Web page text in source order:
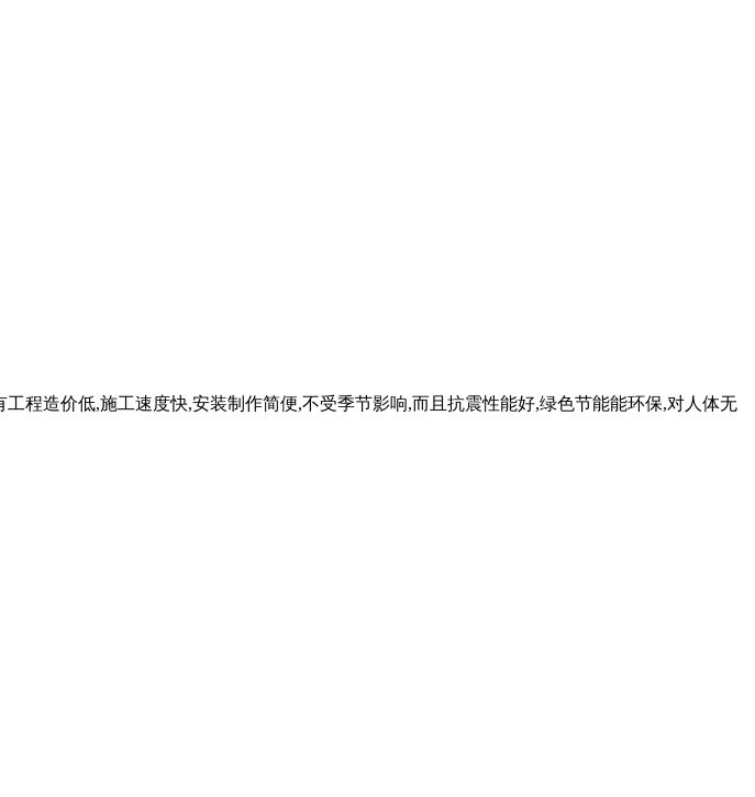
程造价低,施工速度快,安装制作简便,不受季节影响,而且抗震性能好,绿色节能能环保,对人体无